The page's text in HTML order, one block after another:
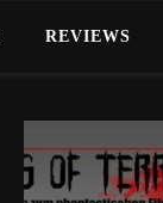
REVIEWS